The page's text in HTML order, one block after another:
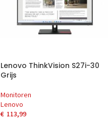
Lenovo ThinkVision S27i-30
Grijs
Monitoren
Lenovo
€ 113,99